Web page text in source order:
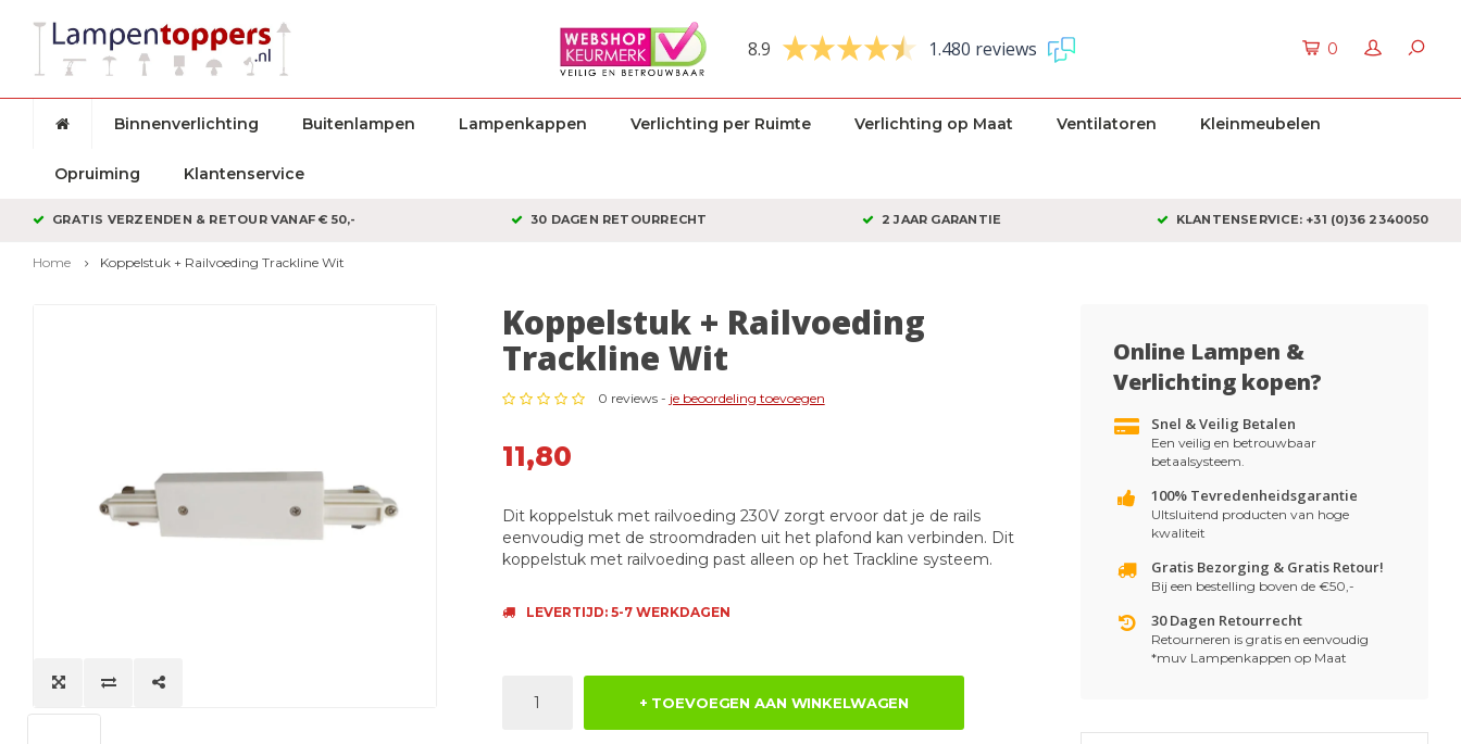
8.9 1.480 reviews 0
Binnenverlichting Buitenlampen Lampenkappen Verlichting per Ruimte Verlichting op Maat Ventilatoren Kleinmeubelen
Opruiming Klantenservice
GRATIS VERZENDEN & RETOUR VANAF € 50,- 30 DAGEN RETOURRECHT 2 JAAR GARANTIE KLANTENSERVICE: +31 (0)36 2340050
Home Koppelstuk + Railvoeding Trackline Wit
Koppelstuk + Railvoeding
Trackline Wit
0 reviews - je beoordeling toevoegen
11,80
Dit koppelstuk met railvoeding 230V zorgt ervoor dat je de rails
eenvoudig met de stroomdraden uit het plafond kan verbinden. Dit
koppelstuk met railvoeding past alleen op het Trackline systeem.
LEVERTIJD: 5-7 WERKDAGEN
+ TOEVOEGEN AAN WINKELWAGEN
Online Lampen &
Verlichting kopen?
Snel & Veilig Betalen
Een veilig en betrouwbaar
betaalsysteem.
100% Tevredenheidsgarantie
UItsluitend producten van hoge
kwaliteit
Gratis Bezorging & Gratis Retour!
Bij een bestelling boven de €50,-
30 Dagen Retourrecht
Retourneren is gratis en eenvoudig
*muv Lampenkappen op Maat